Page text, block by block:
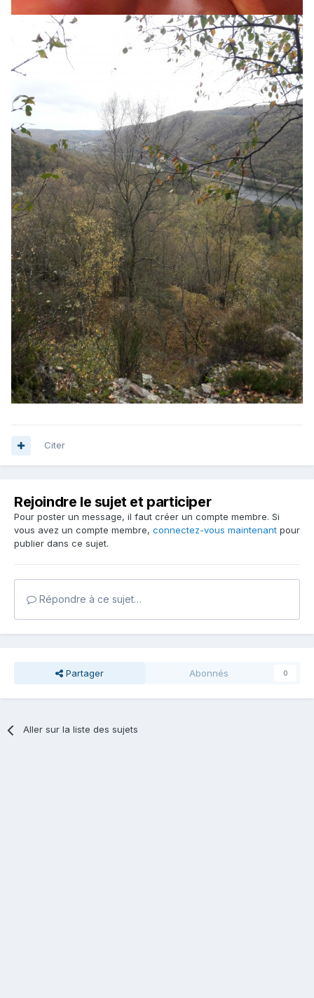
Citer
Rejoindre le sujet et participer
Pour poster un message, il faut créer un compte membre. Si
vous avez un compte membre, connectez-vous maintenant pour
publier dans ce sujet.
Répondre à ce sujet…
Partager Abonnés 0
Aller sur la liste des sujets